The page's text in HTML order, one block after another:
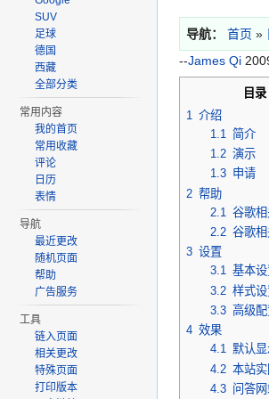
导航： 首页 »
--James Qi
目录
1 介绍
1.1 简介
1.2 演示
1.3 申请
2 帮助
2.1 谷歌
2.2 谷歌
3 设置
3.1 基本
3.2 样式
3.3 高级
4 效果
4.1 默认
4.2 本站
4.3 问答
SUV
足球
德国
西藏
全部分类
常用内容
我的首页
常用收藏
评论
日历
表情
导航
最近更改
随机页面
帮助
广告服务
工具
链入页面
相关更改
特殊页面
打印版本